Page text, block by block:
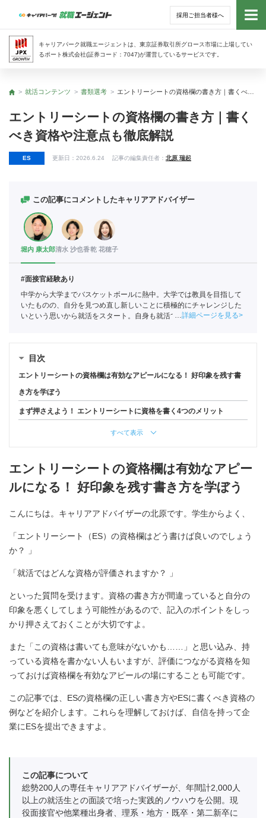
採用ご担当者様へ
キャリアパーク就職エージェントは、東京証券取引所グロース市場に上場してい
るポート株式会社(証券コード：7047)が運営しているサービスです。
トッ
トップ
就活コンテンツ 書類選考
エントリーシートの資格欄の書き方｜書く
べき資格や注意点も徹底解説
ES 更新日： 2026.6.24 記事の編集責任者： 北原 瑞起
この記事にコメントしたキャリアアドバイザー
堀内 康太郎清水 沙也香乾 花穂子
#面接官経験あり
中学から大学までバスケットボールに熱中。大学では教員を目指して
いたものの、自分を見つめ直し新しいことに積極的にチャレンジした
いという思いから就活をスタート。自身も就活ではエージェントを利
詳細ページを見る
目次
エントリーシートの資格欄は有効なアピールになる！ 好印象を残す書
き方を学ぼう
まず押さえよう！ エントリーシートに資格を書く4つのメリット
すべて表示
エントリーシートの資格欄は有効なアピー
ルになる！ 好印象を残す書き方を学ぼう
こんにちは。キャリアアドバイザーの北原です。学生からよく、
「エントリーシート（ES）の資格欄はどう書けば良いのでしょう
か？ 」
「就活ではどんな資格が評価されますか？ 」
といった質問を受けます。資格の書き方が間違っていると自分の
印象を悪くしてしまう可能性があるので、記入のポイントをしっ
かり押さえておくことが大切ですよ。
また「この資格は書いても意味がないかも……」と思い込み、持
っている資格を書かない人もいますが、評価につながる資格を知
っておけば資格欄を有効なアピールの場にすることも可能です。
この記事では、ESの資格欄の正しい書き方やESに書くべき資格の
例などを紹介します。これらを理解しておけば、自信を持って企
業にESを提出できますよ。
この記事について
総勢200人の専任キャリアアドバイザーが、年間計2,000人
以上の就活生との面談で培った実践的ノウハウを公開。現
役面接官や他業種出身者、理系・地方・既卒・第二新卒に